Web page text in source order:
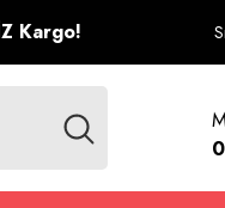
Kargo!